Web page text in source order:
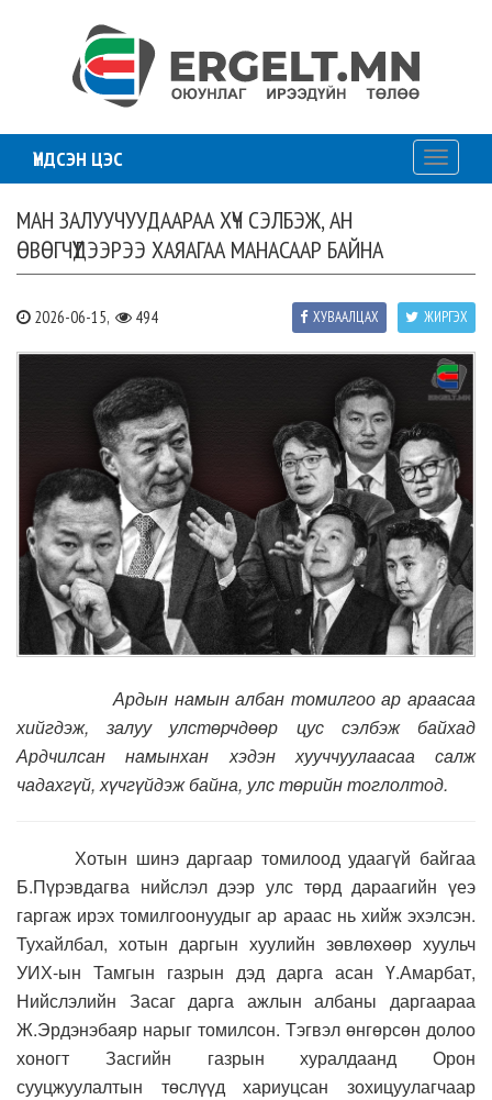
ҮНДСЭН ЦЭС
Toggle
МАН ЗАЛУУЧУУДААРАА ХҮЧ СЭЛБЭЖ, АН
ӨВӨГЧҮҮДЭЭРЭЭ ХАЯАГАА МАНАСААР БАЙНА
2026-06-15, 494 ЖИРГЭХ
ХУВААЛЦАХ
Ардын намын албан томилгоо ар араасаа
хийгдэж, залуу улстөрчдөөр цус сэлбэж байхад
Ардчилсан намынхан хэдэн хууччуулаасаа салж
чадахгүй, хүчгүйдэж байна, улс төрийн тоглолтод.
Хотын шинэ даргаар томилоод удаагүй байгаа
Б.Пүрэвдагва нийслэл дээр улс төрд дараагийн үеэ
гаргаж ирэх томилгоонуудыг ар араас нь хийж эхэлсэн.
Тухайлбал, хотын даргын хуулийн зөвлөхөөр хуульч
УИХ-ын Тамгын газрын дэд дарга асан Ү.Амарбат,
Нийслэлийн Засаг дарга ажлын албаны даргаараа
Ж.Эрдэнэбаяр нарыг томилсон. Тэгвэл өнгөрсөн долоо
хоногт Засгийн газрын хуралдаанд Орон
сууцжуулалтын төслүүд хариуцсан зохицуулагчаар